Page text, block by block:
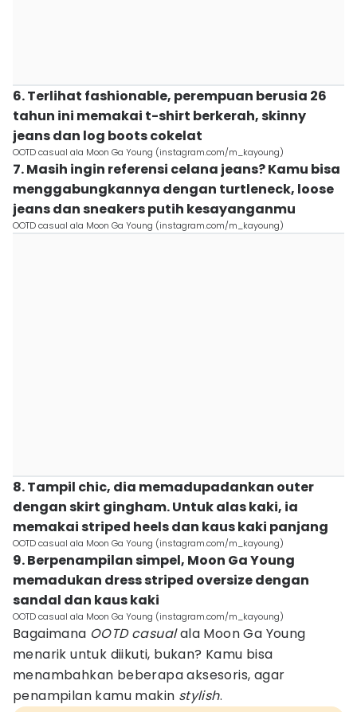
6. Terlihat fashionable, perempuan berusia 26
tahun ini memakai t-shirt berkerah, skinny
jeans dan log boots cokelat
OOTD casual ala Moon Ga Young (instagram.com/m_kayoung)
7. Masih ingin referensi celana jeans? Kamu bisa
menggabungkannya dengan turtleneck, loose
jeans dan sneakers putih kesayanganmu
OOTD casual ala Moon Ga Young (instagram.com/m_kayoung)
8. Tampil chic, dia memadupadankan outer
dengan skirt gingham. Untuk alas kaki, ia
memakai striped heels dan kaus kaki panjang
OOTD casual ala Moon Ga Young (instagram.com/m_kayoung)
9. Berpenampilan simpel, Moon Ga Young
memadukan dress striped oversize dengan
sandal dan kaus kaki
OOTD casual ala Moon Ga Young (instagram.com/m_kayoung)
Bagaimana OOTD casualala Moon Ga Young
menarik untuk diikuti, bukan? Kamu bisa
menambahkan beberapa aksesoris, agar
penampilan kamu makin stylish.